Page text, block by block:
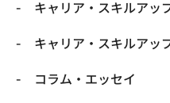
キャリア・スキルアッ
キャリア・スキルアッ
コラム・エッセイ